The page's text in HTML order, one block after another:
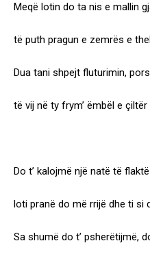
Meqë lotin do ta nis e mallin
të puth pragun e zemrës e
Dua tani shpejt fluturimin,
të vij në ty frym’ ëmbël e
Do t’ kalojmë një natë të
loti pranë do më rrijë dhe ti si
Sa shumë do t’ psherëtijmë,